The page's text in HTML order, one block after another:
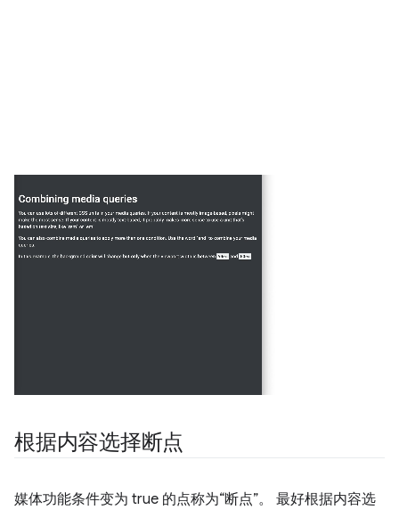
根据内容选择断点
媒体功能条件变为 true 的点称为“断点”。 最好根据内容选